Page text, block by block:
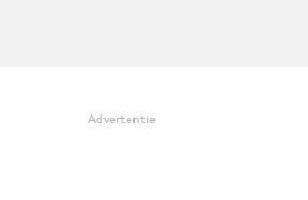
Advertentie